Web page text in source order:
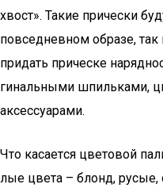
хвост». Такие при­чес­ки
повсе­днев­ном обра­зе,
при­дать при­чес­ке
ги­наль­ны­ми шпиль­ка­ми,
аксессуарами.
Что каса­ет­ся цве­то­вой
лые цве­та – блонд,